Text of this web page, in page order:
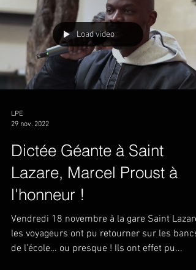
Load video
LPE
29 nov. 2022
Dictée Géante à Saint
Lazare, Marcel Proust à
l'honneur !
Vendredi 18 novembre à la gare Saint Lazare,
les voyageurs ont pu retourner sur les bancs
de l’école… ou presque ! Ils ont effet pu...